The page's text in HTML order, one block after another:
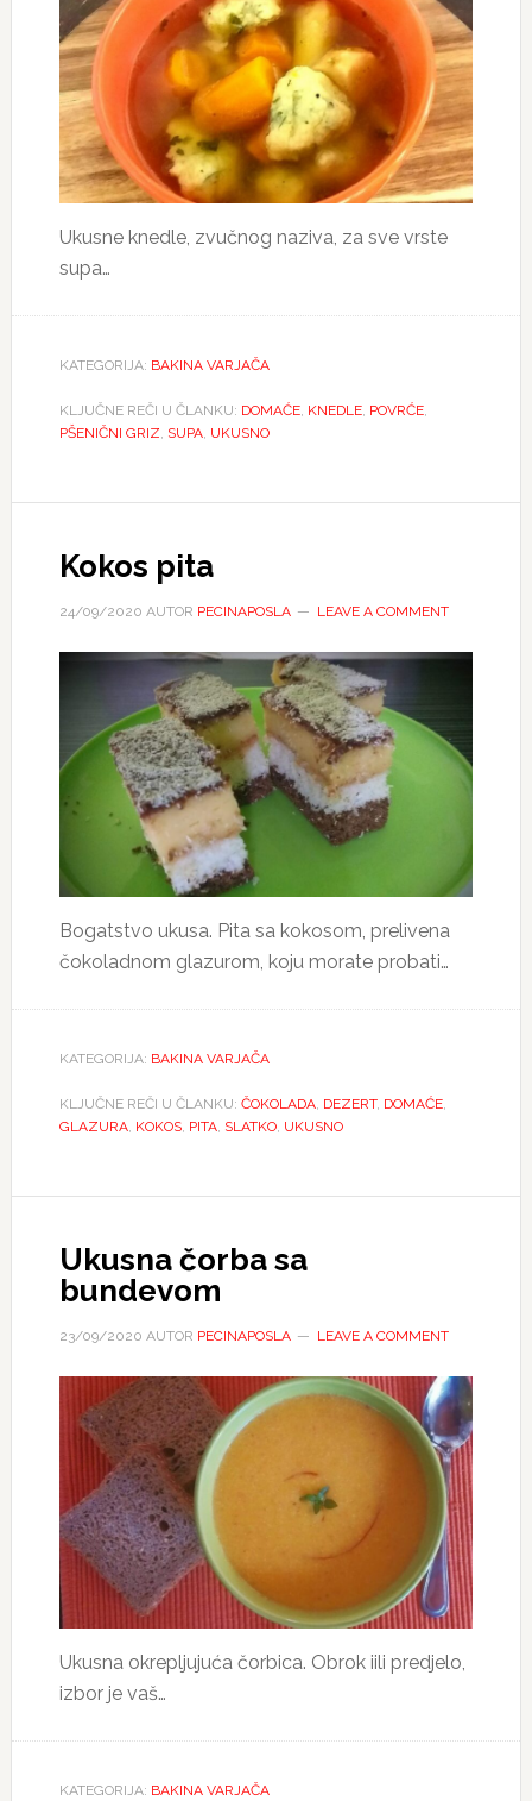
Ukusne knedle, zvučnog naziva, za sve vrste
supa…
KATEGORIJA: BAKINA VARJAČA
KLJUČNE REČI U ČLANKU: DOMAĆE, KNEDLE, POVRĆE,
PŠENIČNI GRIZ, SUPA, UKUSNO
Kokos pita
24/09/2020 AUTOR PECINAPOSLA LEAVE A COMMENT
Bogatstvo ukusa. Pita sa kokosom, prelivena
čokoladnom glazurom, koju morate probati…
KATEGORIJA: BAKINA VARJAČA
KLJUČNE REČI U ČLANKU: ČOKOLADA, DEZERT, DOMAĆE,
GLAZURA, KOKOS, PITA, SLATKO, UKUSNO
Ukusna čorba sa
bundevom
23/09/2020 AUTOR PECINAPOSLA LEAVE A COMMENT
Ukusna okrepljujuća čorbica. Obrok iili predjelo,
izbor je vaš…
KATEGORIJA: BAKINA VARJAČA